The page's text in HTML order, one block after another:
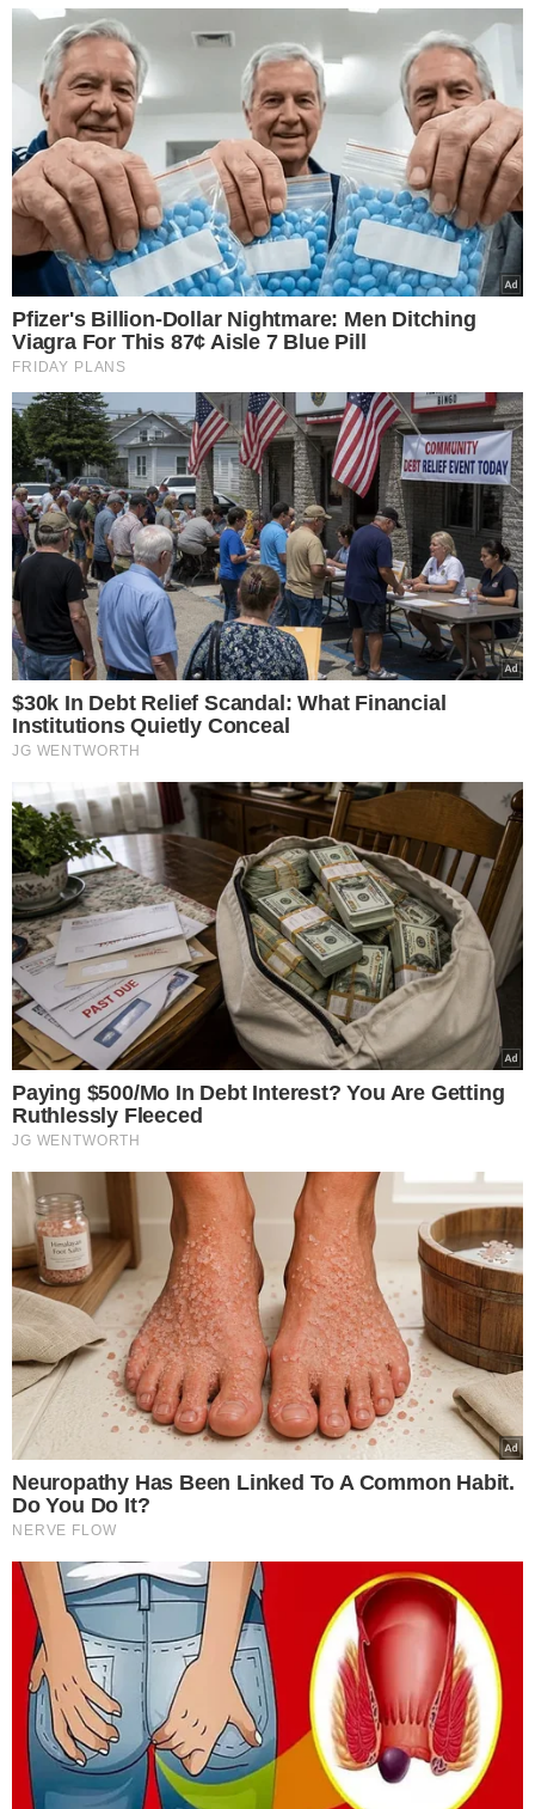
TÓPICOS
CAMARA DE TERESINA MARKIM COSTA
VER COMENTÁRIOS
VEJA TAMBÉM
EM CONDIÇÕES DEGRADANTES
Trabalhador é
resgatado após cinco
anos sem receber
salário em propriedade
no Piauí
VEJA MAIS NOTÍCIAS